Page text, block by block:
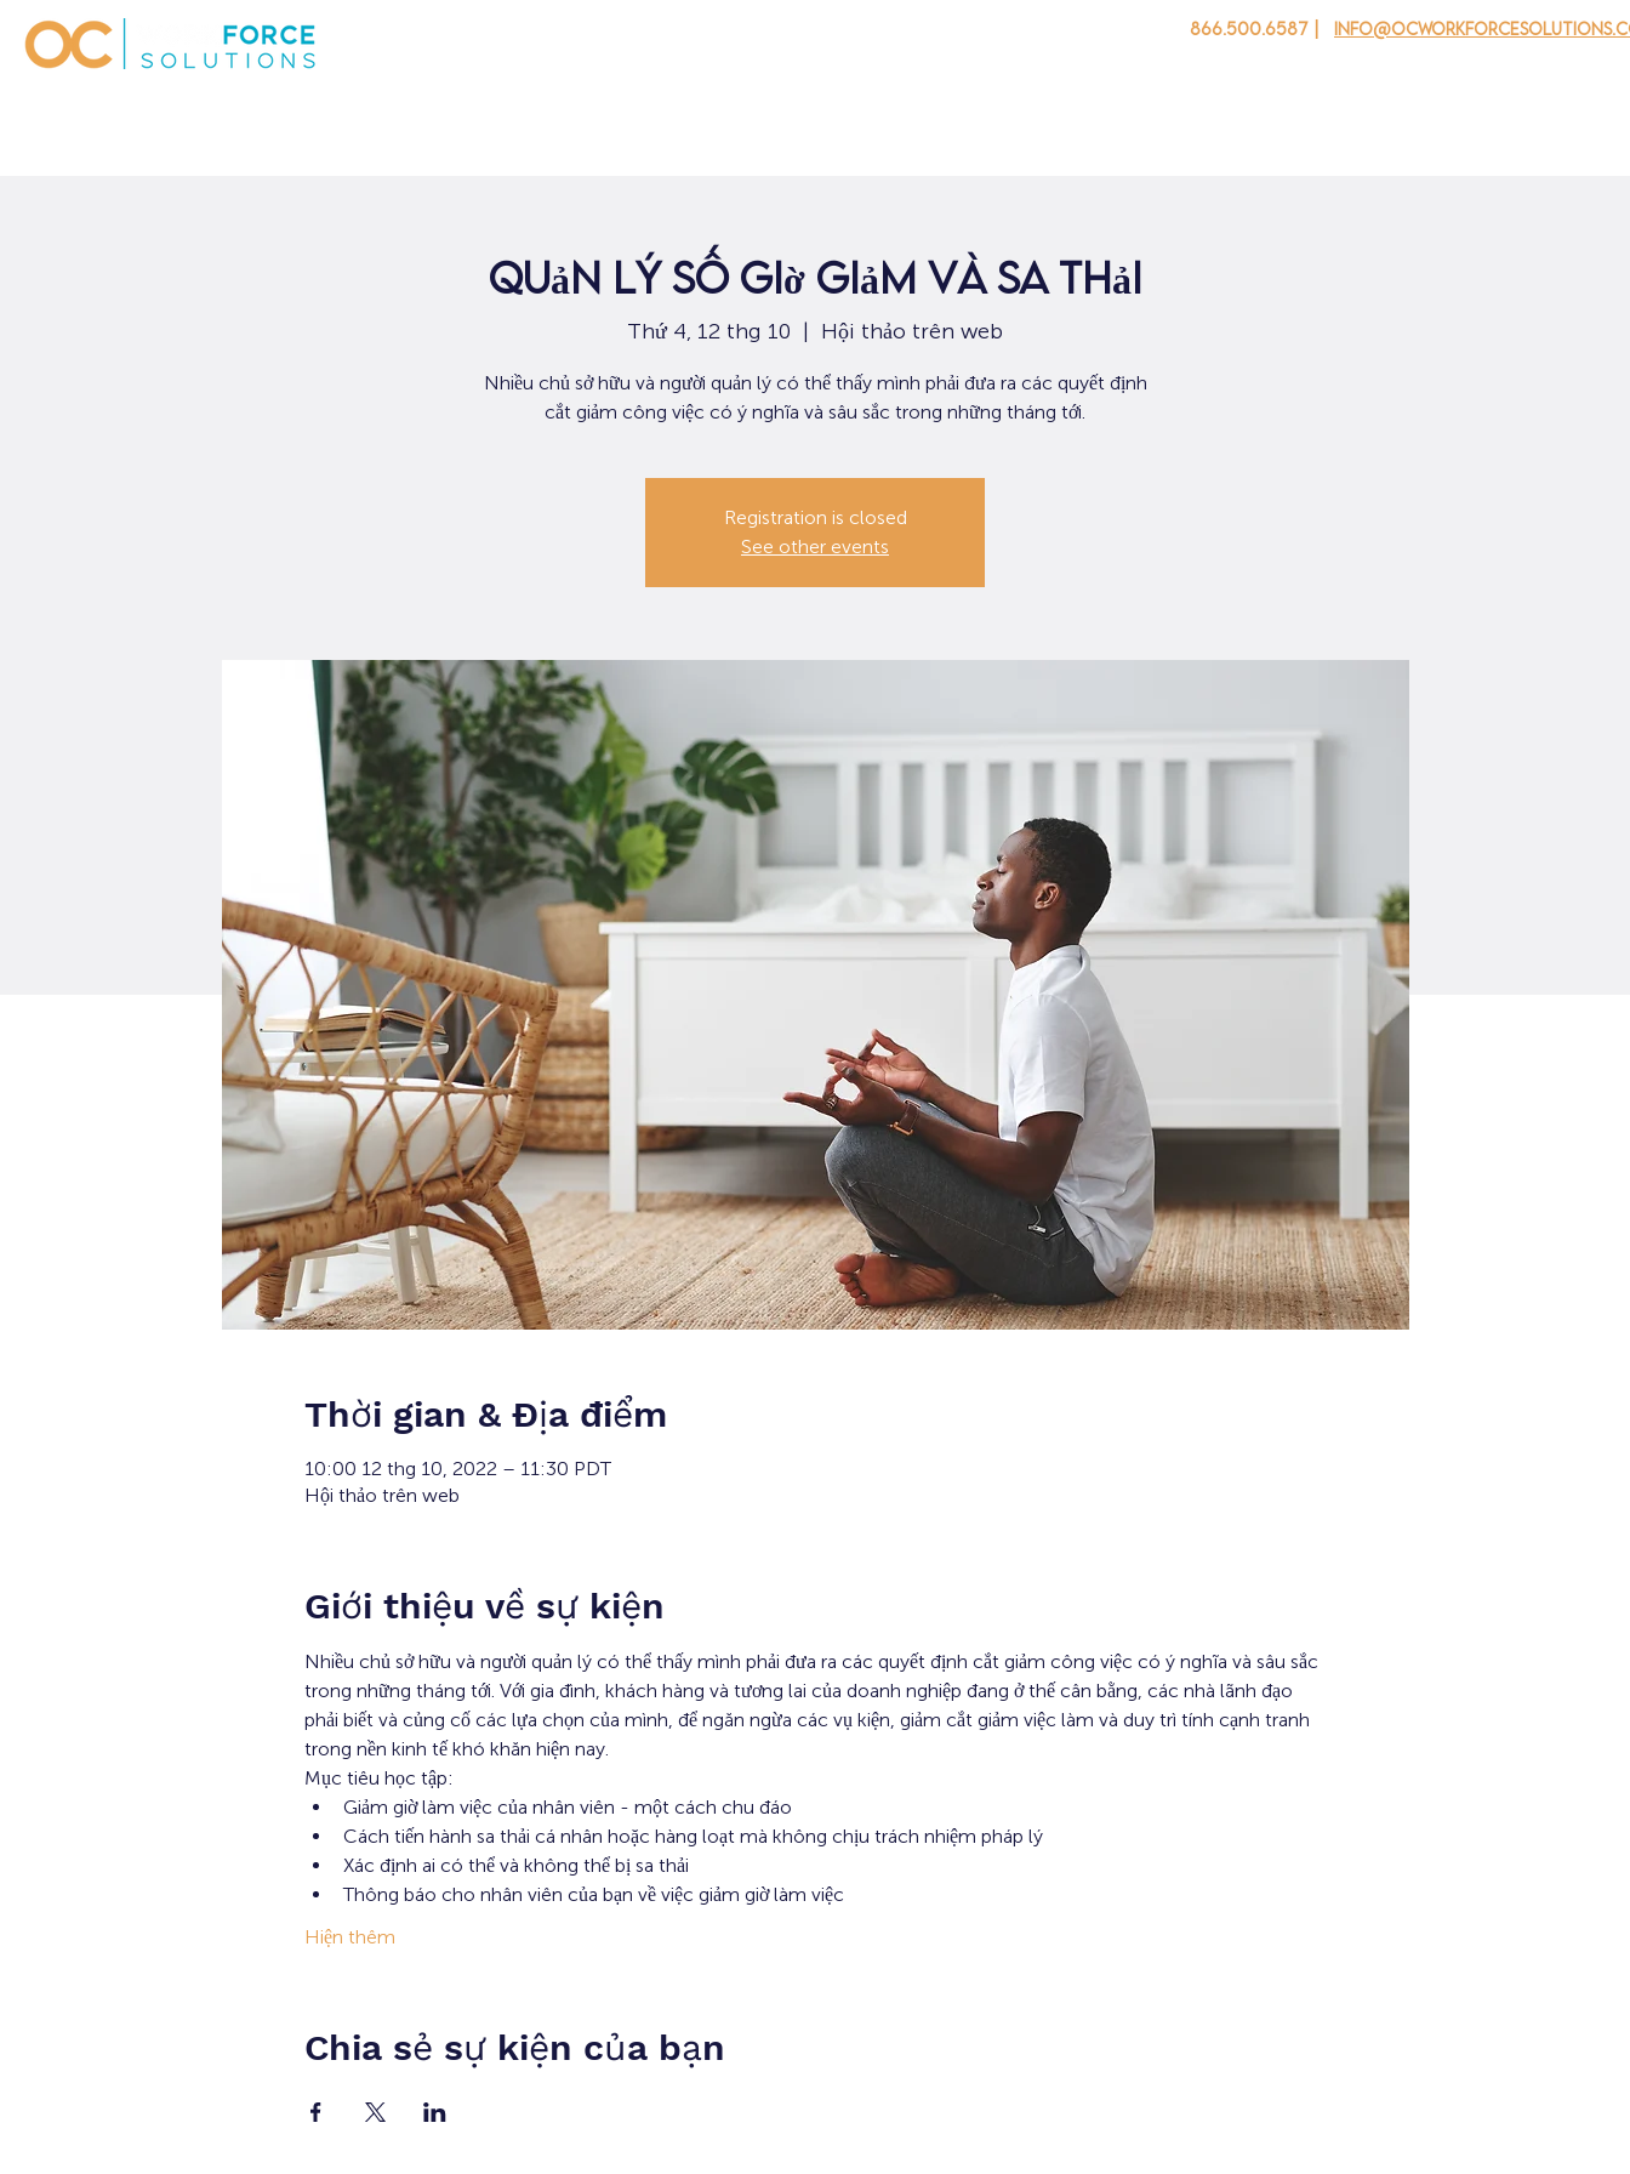
866.500.6587 |
Quản lý số giờ giảm và sa thải
Thứ 4, 12 thg 10
  |
Hội thảo trên web
Nhiều chủ sở hữu và người quản lý có thể thấy mình phải đưa ra các quyết định
cắt giảm công việc có ý nghĩa và sâu sắc trong những tháng tới.
Registration is closed
See other events
Thời gian & Địa điểm
10:00 12 thg 10, 2022 – 11:30 PDT
Hội thảo trên web
Giới thiệu về sự kiện
Nhiều chủ sở hữu và người quản lý có thể thấy mình phải đưa ra các quyết định cắt giảm công việc có ý nghĩa và sâu sắc
trong những tháng tới. Với gia đình, khách hàng và tương lai của doanh nghiệp đang ở thế cân bằng, các nhà lãnh đạo
phải biết và củng cố các lựa chọn của mình, để ngăn ngừa các vụ kiện, giảm cắt giảm việc làm và duy trì tính cạnh tranh
trong nền kinh tế khó khăn hiện nay.
Mục tiêu học tập:
Giảm giờ làm việc của nhân viên - một cách chu đáo
Cách tiến hành sa thải cá nhân hoặc hàng loạt mà không chịu trách nhiệm pháp lý
Xác định ai có thể và không thể bị sa thải
Thông báo cho nhân viên của bạn về việc giảm giờ làm việc
Hiện thêm
Chia sẻ sự kiện của bạn